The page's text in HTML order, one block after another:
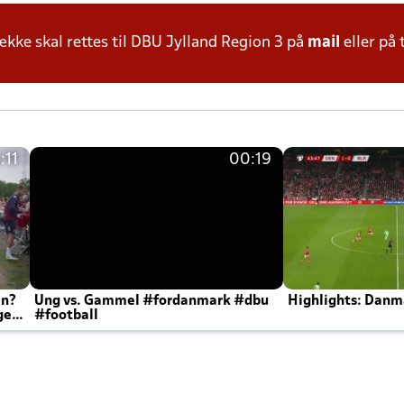
skal rettes til DBU Jylland Region 3 på mail eller på
00:19
Ung vs. Gammel #fordanmark #dbu
#football
Highlights: